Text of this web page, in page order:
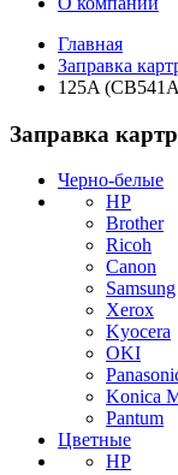
Главная
Заправка
125A
Заправка
Черно-белые
HP
Brother
Ricoh
Canon
Samsung
Xerox
Kyocera
OKI
Konica
Pantum
Цветные
HP